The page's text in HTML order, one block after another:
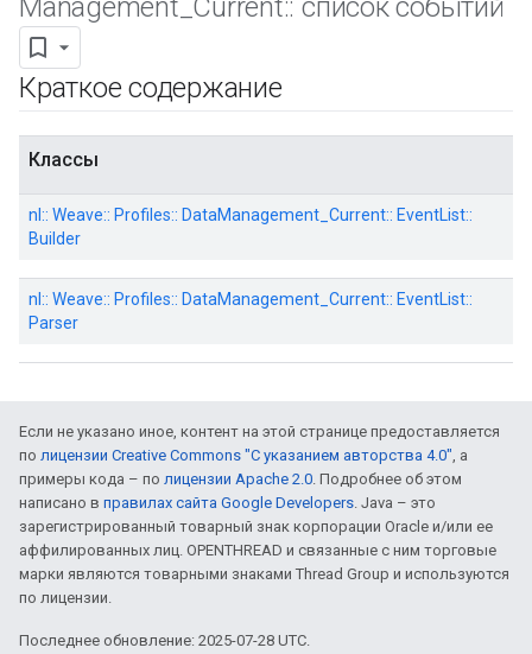
Management Current:: список событий
Краткое содержание
Классы
nl:: Weave:: Profiles:: DataManagement_Current:: EventList::
Builder
nl:: Weave:: Profiles:: DataManagement_Current:: EventList::
Parser
Если не указано иное, контент на этой странице предоставляется
по лицензии Creative Commons "С указанием авторства 4.0", а
примеры кода – по лицензии Apache 2.0. Подробнее об этом
написано в правилах сайта Google Developers. Java – это
зарегистрированный товарный знак корпорации Oracle и/или ее
аффилированных лиц. OPENTHREAD и связанные с ним торговые
марки являются товарными знаками Thread Group и используются
по лицензии.
Последнее обновление: 2025-07-28 UTC.